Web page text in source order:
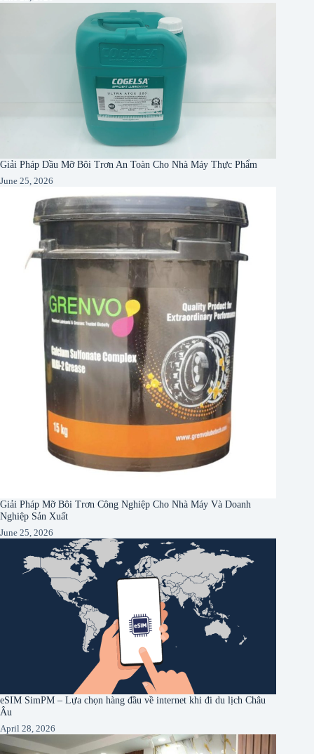
Giải Pháp Dầu Mỡ Bôi Trơn An Toàn Cho Nhà Máy Thực Phẩm
June 25, 2026
Giải Pháp Mỡ Bôi Trơn Công Nghiệp Cho Nhà Máy Và Doanh
Nghiệp Sản Xuất
June 25, 2026
eSIM SimPM – Lựa chọn hàng đầu về internet khi đi du lịch Châu
Âu
April 28, 2026